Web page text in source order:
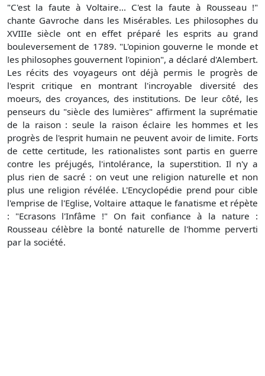
"C'est la faute à Voltaire... C'est la faute à Rousseau !"
chante Gavroche dans les Misérables. Les philosophes du
XVIIIe siècle ont en effet préparé les esprits au grand
bouleversement de 1789. "L'opinion gouverne le monde et
les philosophes gouvernent l'opinion", a déclaré d'Alembert.
Les récits des voyageurs ont déjà permis le progrès de
l'esprit critique en montrant l'incroyable diversité des
moeurs, des croyances, des institutions. De leur côté, les
penseurs du "siècle des lumières" affirment la suprématie
de la raison : seule la raison éclaire les hommes et les
progrès de l'esprit humain ne peuvent avoir de limite. Forts
de cette certitude, les rationalistes sont partis en guerre
contre les préjugés, l'intolérance, la superstition. Il n'y a
plus rien de sacré : on veut une religion naturelle et non
plus une religion révélée. L'Encyclopédie prend pour cible
l'emprise de l'Eglise, Voltaire attaque le fanatisme et répète
: "Ecrasons l'Infâme !" On fait confiance à la nature :
Rousseau célèbre la bonté naturelle de l'homme perverti
par la société.